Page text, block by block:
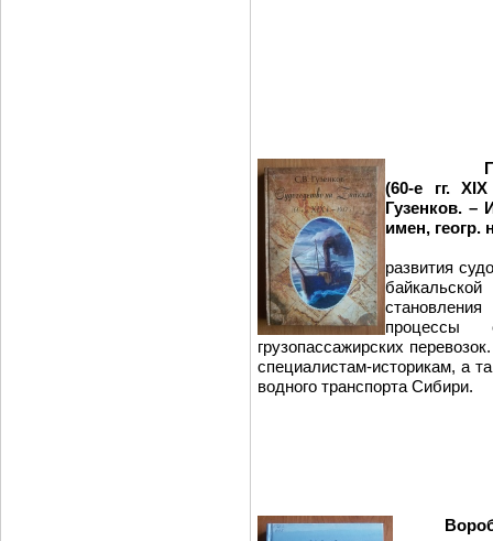
(60-е гг. ХIХ
Гузенков. –
имен, геогр.
развития
процессы
грузопассажирских
специалистам-историкам, а
водного транспорта Сибири.